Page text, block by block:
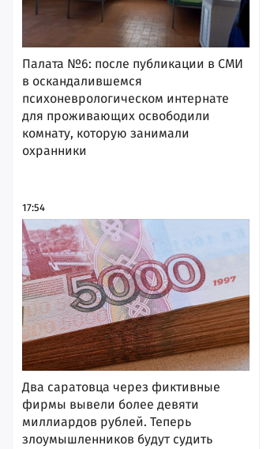
Палата №6: после публикации в СМИ
в оскандалившемся
психоневрологическом интернате
для проживающих освободили
комнату, которую занимали
охранники
17:54
Два саратовца через фиктивные
фирмы вывели более девяти
миллиардов рублей. Теперь
злоумышленников будут судить